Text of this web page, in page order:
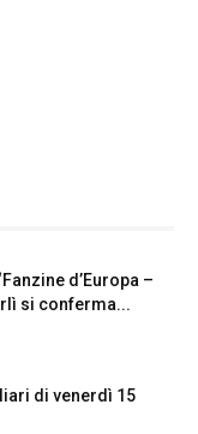
d’Europa –
si conferma...
di venerdì 15